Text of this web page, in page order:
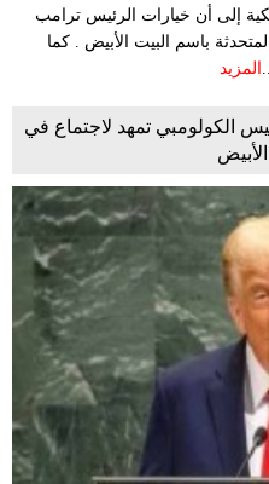
إلى أن خيارات الرئيس ترامب
باسم البيت الأبيض . كما
المزيد
الكولومبي تمهد لاجتماع في